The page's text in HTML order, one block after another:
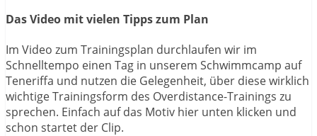
Das Video mit vielen Tipps zum Plan
Im Video zum Trainingsplan durchlaufen wir im
Schnelltempo einen Tag in unserem Schwimmcamp auf
Teneriffa und nutzen die Gelegenheit, über diese wirklich
wichtige Trainingsform des Overdistance-Trainings zu
sprechen. Einfach auf das Motiv hier unten klicken und
schon startet der Clip.